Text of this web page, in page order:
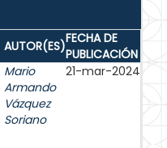
AUTOR(ES)FECHA DE
PUBLICACIÓN
Mario
Armando
Vázquez
Soriano
21-mar-2024